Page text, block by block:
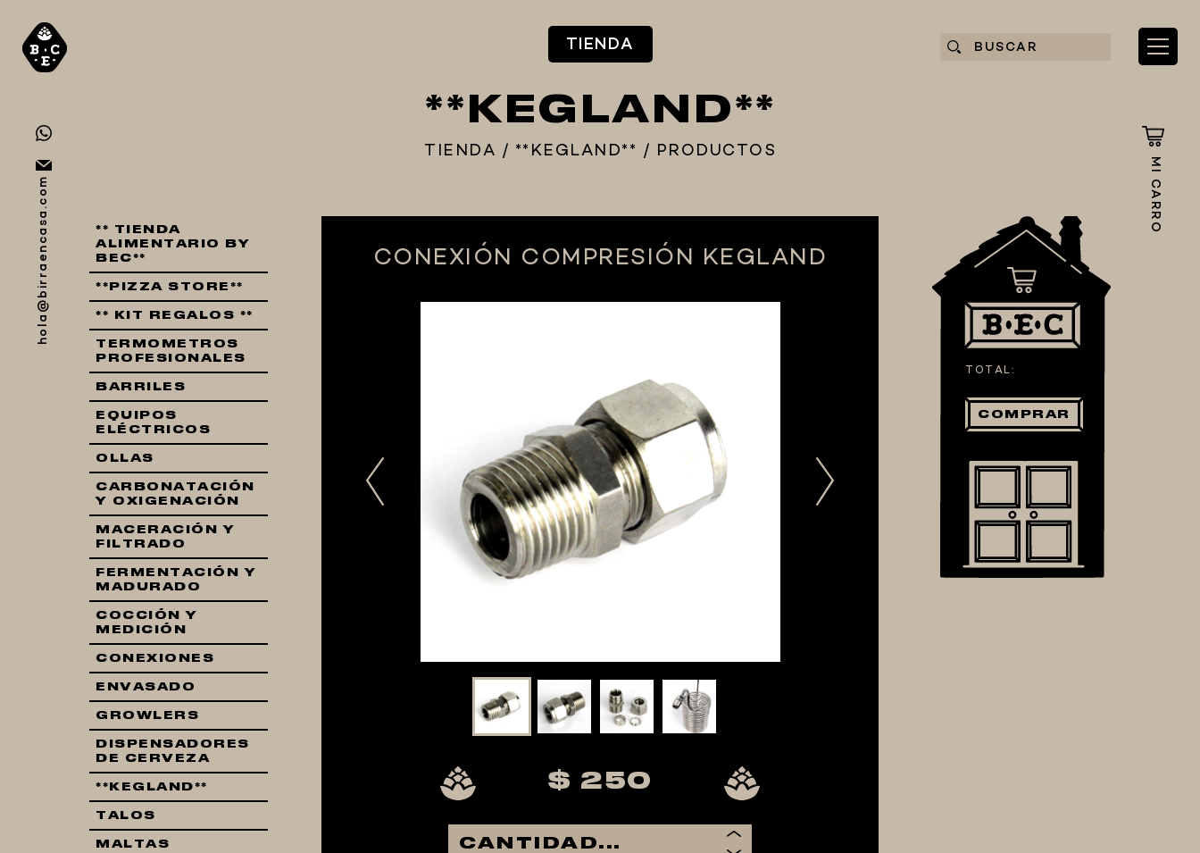
TIENDA
hola@birraencasa.com MI CARRO
**KEGLAND**
TIENDA / **KEGLAND** / PRODUCTOS
TOTAL:
COMPRAR
** TIENDA
ALIMENTARIO BY
BEC**
**PIZZA STORE**
** KIT REGALOS **
TERMOMETROS
PROFESIONALES
BARRILES
EQUIPOS
ELÉCTRICOS
OLLAS
CARBONATACIÓN
Y OXIGENACIÓN
MACERACIÓN Y
FILTRADO
FERMENTACIÓN Y
MADURADO
COCCIÓN Y
MEDICIÓN
CONEXIONES
ENVASADO
GROWLERS
DISPENSADORES
DE CERVEZA
**KEGLAND**
TALOS
MALTAS
CONEXIÓN COMPRESIÓN KEGLAND
Previous Next
$ 250